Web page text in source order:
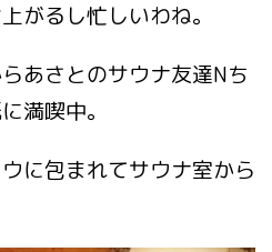
がるし忙しいわね。
あさとのサウナ友達Nち
満喫中。
に包まれてサウナ室から